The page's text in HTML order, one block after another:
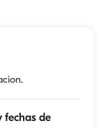
fechas de